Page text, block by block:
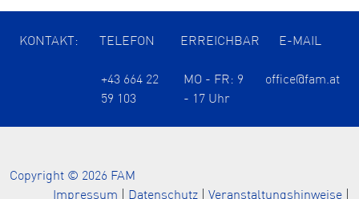
KONTAKT: TELEFON ERREICHBAR E-MAIL
+43 664 22
59 103
MO - FR: 9
- 17 Uhr
office@fam.at
Copyright © 2026 FAM
Impressum
Datenschutz Veranstaltungshinweise